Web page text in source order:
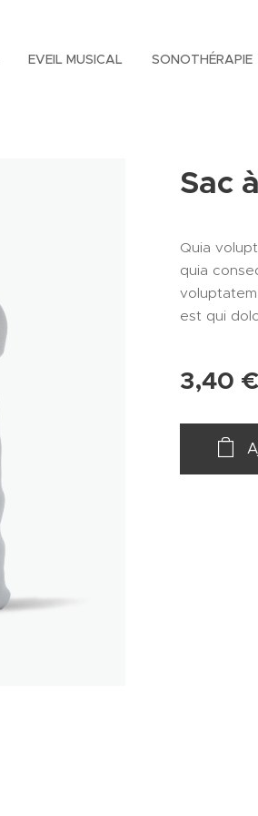
EVEIL MUSICAL SONOTHÉRAPIE
Sac
Quia
quia
est qui
3,40 €